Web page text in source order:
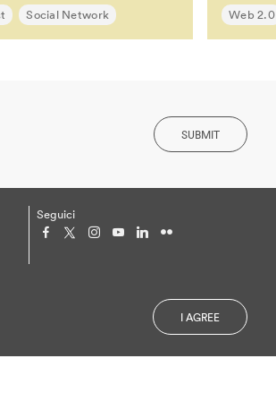
Social Network
Web 2.0
SUBMIT
Seguici
Privacy Policy and Cookies
I AGREE